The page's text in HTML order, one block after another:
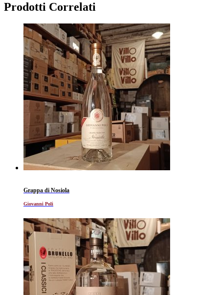
Prodotti Correlati
Grappa di Nosiola
Giovanni Poli